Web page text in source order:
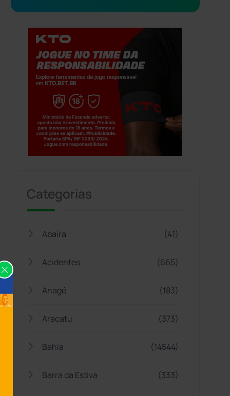
Categorias
Abaíra (41)
Acidentes (665)
Anagé (183)
Aracatu (373)
Bahia (14544)
Barra da Estiva (333)